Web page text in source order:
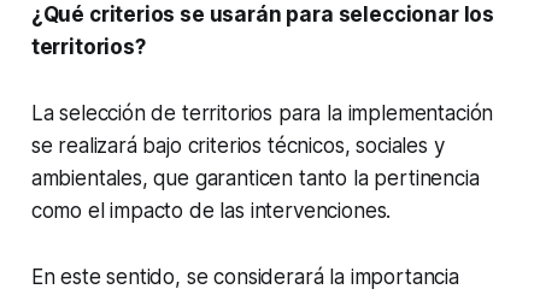
¿Qué criterios se usarán para seleccionar los
territorios?
La selección de territorios para la implementación
se realizará bajo criterios técnicos, sociales y
ambientales, que garanticen tanto la pertinencia
como el impacto de las intervenciones.
En este sentido, se considerará la importancia